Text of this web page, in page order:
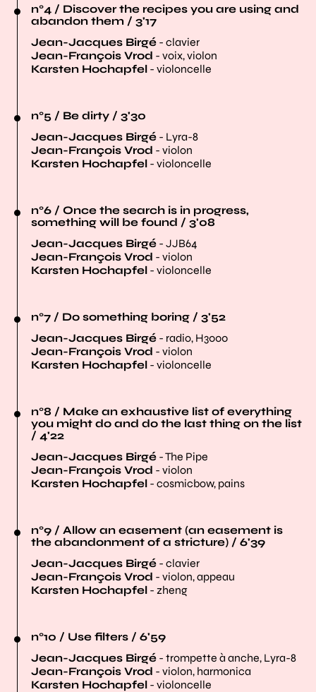
n°4 / Discover the recipes you are using and
abandon them / 3'17
Jean-Jacques Birgé - clavier
Jean-François Vrod - voix, violon
Karsten Hochapfel - violoncelle
n°5 / Be dirty / 3'30
Jean-Jacques Birgé - Lyra-8
Jean-François Vrod - violon
Karsten Hochapfel - violoncelle
n°6 / Once the search is in progress,
something will be found / 3'08
Jean-Jacques Birgé - JJB64
Jean-François Vrod - violon
Karsten Hochapfel - violoncelle
n°7 / Do something boring / 3'52
Jean-Jacques Birgé - radio, H3000
Jean-François Vrod - violon
Karsten Hochapfel - violoncelle
n°8 / Make an exhaustive list of everything
you might do and do the last thing on the list
/ 4'22
Jean-Jacques Birgé - The Pipe
Jean-François Vrod - violon
Karsten Hochapfel - cosmicbow, pains
n°9 / Allow an easement (an easement is
the abandonment of a stricture) / 6'39
Jean-Jacques Birgé - clavier
Jean-François Vrod - violon, appeau
Karsten Hochapfel - zheng
n°10 / Use filters / 6'59
Jean-Jacques Birgé - trompette à anche, Lyra-8
Jean-François Vrod - violon, harmonica
Karsten Hochapfel - violoncelle